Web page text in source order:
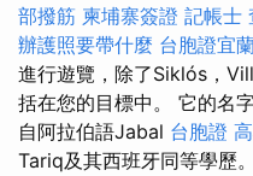
部撥筋 柬埔寨簽證 記帳士
辦護照要帶什麼 台胞證宜
進行遊覽，除了Siklós，
括在您的目標中。 它的名
自阿拉伯語Jabal 台胞證
Tariq及其西班牙同等學歷。